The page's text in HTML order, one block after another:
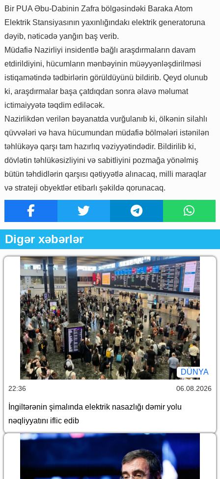
Bir PUA Əbu-Dabinin Zafra bölgəsindəki Baraka Atom
Elektrik Stansiyasının yaxınlığındakı elektrik generatoruna
dəyib, nəticədə yanğın baş verib.
Müdafiə Nazirliyi insidentlə bağlı araşdırmaların davam
etdirildiyini, hücumların mənbəyinin müəyyənləşdirilməsi
istiqamətində tədbirlərin görüldüyünü bildirib. Qeyd olunub
ki, araşdırmalar başa çatdıqdan sonra əlavə məlumat
ictimaiyyətə təqdim ediləcək.
Nazirlikdən verilən bəyanatda vurğulanıb ki, ölkənin silahlı
qüvvələri və hava hücumundan müdafiə bölmələri istənilən
təhlükəyə qarşı tam hazırlıq vəziyyətindədir. Bildirilib ki,
dövlətin təhlükəsizliyini və sabitliyini pozmağa yönəlmiş
bütün təhdidlərin qarşısı qətiyyətlə alınacaq, milli maraqlar
və strateji obyektlər etibarlı şəkildə qorunacaq.
Digər xəbərlər
DÜNYA
22:36 06.08.2026
İngiltərənin şimalında elektrik nasazlığı dəmir yolu
nəqliyyatını iflic edib